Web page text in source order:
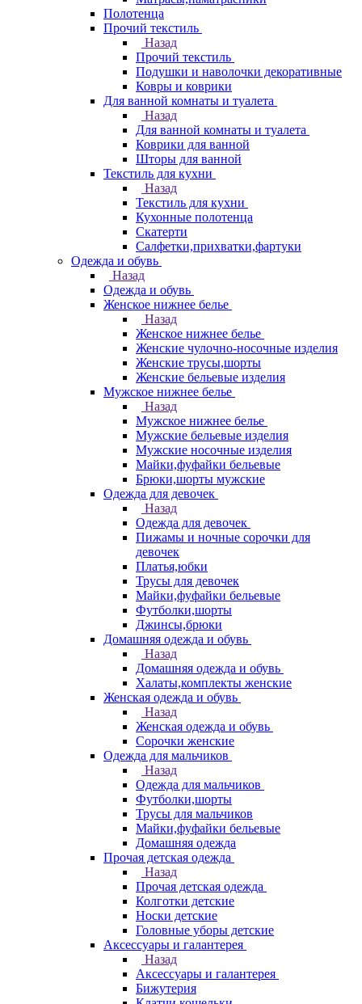
Полотенца
Прочий текстиль
Назад
Прочий текстиль
Подушки и наволочки декоративные
Ковры и коврики
Для ванной комнаты и туалета
Назад
Для ванной комнаты и туалета
Коврики для ванной
Шторы для ванной
Текстиль для кухни
Назад
Текстиль для кухни
Кухонные полотенца
Скатерти
Салфетки,прихватки,фартуки
Одежда и обувь
Назад
Одежда и обувь
Женское нижнее белье
Назад
Женское нижнее белье
Женские чулочно-носочные изделия
Женские трусы,шорты
Женские бельевые изделия
Мужское нижнее белье
Назад
Мужское нижнее белье
Мужские бельевые изделия
Мужские носочные изделия
Майки,фуфайки бельевые
Брюки,шорты мужские
Одежда для девочек
Назад
Одежда для девочек
Пижамы и ночные сорочки для
девочек
Платья,юбки
Трусы для девочек
Майки,фуфайки бельевые
Футболки,шорты
Джинсы,брюки
Домашняя одежда и обувь
Назад
Домашняя одежда и обувь
Халаты,комплекты женские
Женская одежда и обувь
Назад
Женская одежда и обувь
Сорочки женские
Одежда для мальчиков
Назад
Одежда для мальчиков
Футболки,шорты
Трусы для мальчиков
Майки,фуфайки бельевые
Домашняя одежда
Прочая детская одежда
Назад
Прочая детская одежда
Колготки детские
Носки детские
Головные уборы детские
Аксессуары и галантерея
Назад
Аксессуары и галантерея
Бижутерия